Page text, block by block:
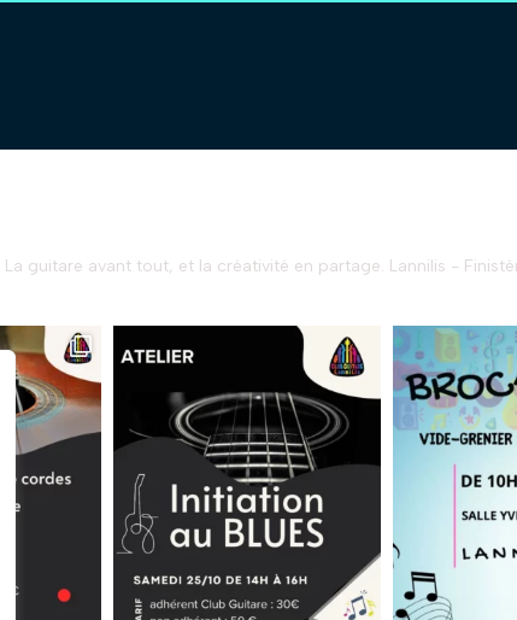
La guitare avant tout, et la créativité en partage. Lannilis -